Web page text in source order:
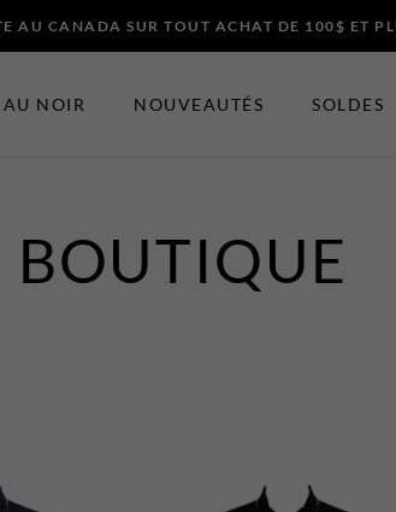
AU CANADA SUR TOUT ACHAT DE 100$ ET
ET ACCESSOIRES
Papillons
EN VEDETTE
AU NOIR NOUVEAUTÉS SOLDES
BOUTIQUE